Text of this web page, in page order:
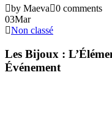
by Maeva
0 comments
03Mar
Non classé
Les Bijoux :
Événement